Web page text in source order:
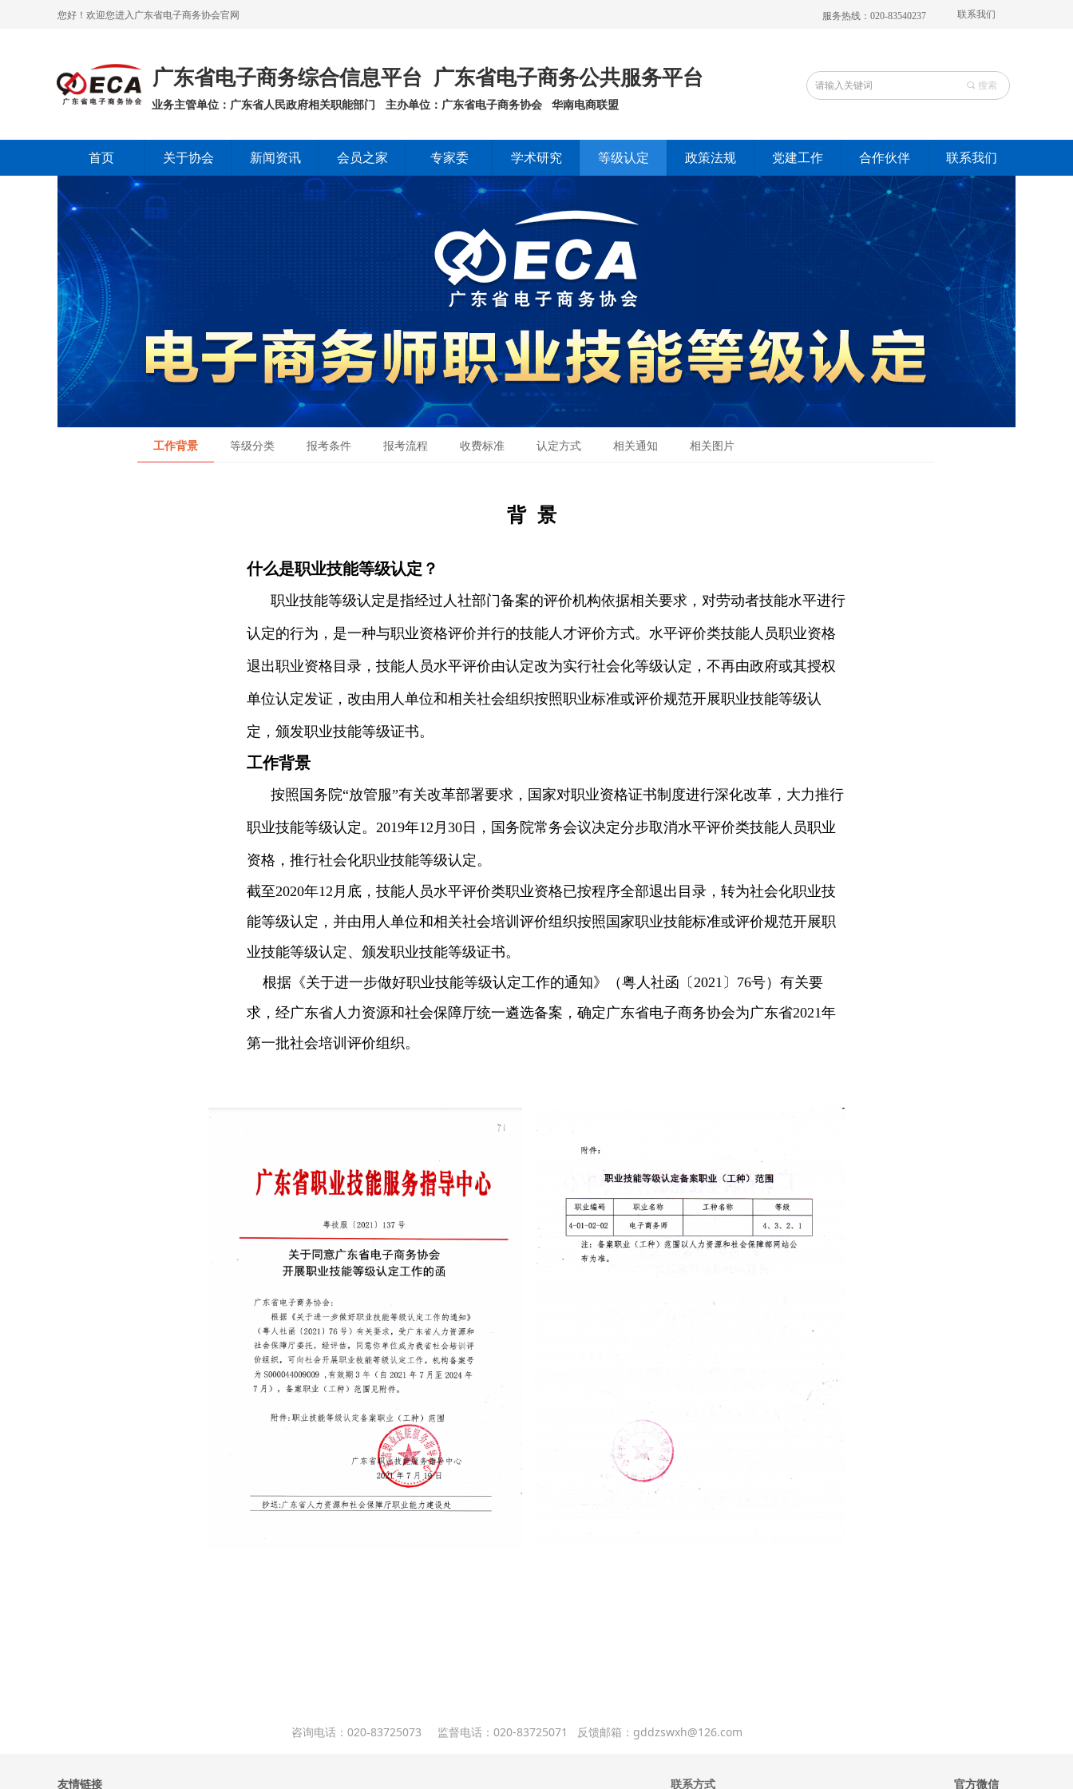
您好！欢迎您进入广东省电子商务协会官网 服务热线：020-83540237 联系我们
끠 搜索
广东省电子商务综合信息平台 广东省电子商务公共服务平台
业务主管单位：广东省人民政府相关职能部门 主办单位：广东省电子商务协会 华南电商联盟
首页 关于协会 新闻资讯 会员之家 专家委 学术研究 等级认定 政策法规 党建工作 合作伙伴 联系我们
工作背景 等级分类 报考条件 报考流程 收费标准 认定方式 相关通知 相关图片
什么是职业技能等级认定？
职业技能等级认定是指经过人社部门备案的评价机构依据相关要求，对劳动者技能水平进行
认定的行为，是一种与职业资格评价并行的技能人才评价方式。水平评价类技能人员职业资格
退出职业资格目录，技能人员水平评价由认定改为实行社会化等级认定，不再由政府或其授权
单位认定发证，改由用人单位和相关社会组织按照职业标准或评价规范开展职业技能等级认
定，颁发职业技能等级证书。
工作背景
按照国务院“放管服”有关改革部署要求，国家对职业资格证书制度进行深化改革，大力推行
职业技能等级认定。2019年12月30日，国务院常务会议决定分步取消水平评价类技能人员职业
资格，推行社会化职业技能等级认定。
截至2020年12月底，技能人员水平评价类职业资格已按程序全部退出目录，转为社会化职业技
能等级认定，并由用人单位和相关社会培训评价组织按照国家职业技能标准或评价规范开展职
业技能等级认定、颁发职业技能等级证书。
根据《关于进一步做好职业技能等级认定工作的通知》（粤人社函〔2021〕76号）有关要
求，经广东省人力资源和社会保障厅统一遴选备案，确定广东省电子商务协会为广东省2021年
第一批社会培训评价组织。
背 景
咨询电话：020-83725073 监督电话：020-83725071 反馈邮箱： gddzswxh@126.com
友情链接 联系方式 官方微信